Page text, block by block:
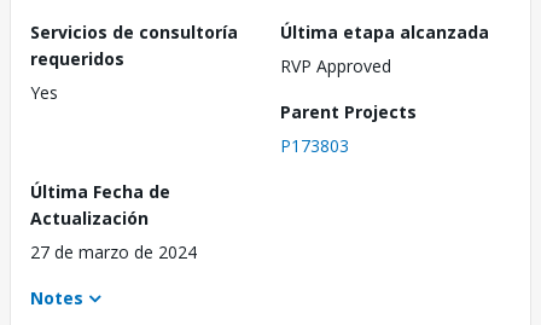
Servicios de consultoría
requeridos
Yes
Última etapa alcanzada
RVP Approved
Parent Projects
P173803
Última Fecha de
Actualización
27 de marzo de 2024
Notes